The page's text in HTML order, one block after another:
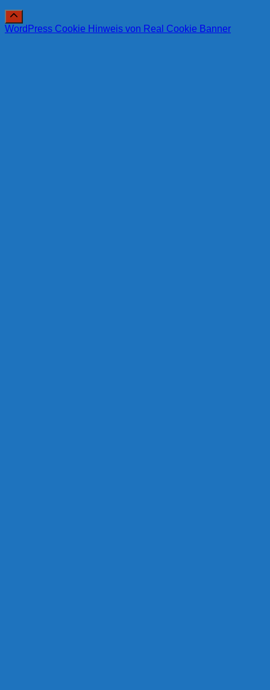
WordPress Cookie Hinweis von Real Cookie Banner